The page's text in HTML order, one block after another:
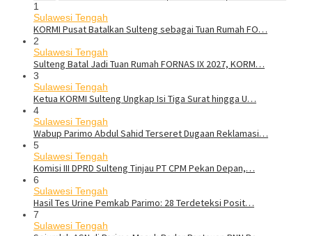
1
Sulawesi Tengah
KORMI Pusat Batalkan Sulteng sebagai Tuan Rumah FO…
2
Sulawesi Tengah
Sulteng Batal Jadi Tuan Rumah FORNAS IX 2027, KORM…
3
Sulawesi Tengah
Ketua KORMI Sulteng Ungkap Isi Tiga Surat hingga U…
4
Sulawesi Tengah
Wabup Parimo Abdul Sahid Terseret Dugaan Reklamasi…
5
Sulawesi Tengah
Komisi III DPRD Sulteng Tinjau PT CPM Pekan Depan,…
6
Sulawesi Tengah
Hasil Tes Urine Pemkab Parimo: 28 Terdeteksi Posit…
7
Sulawesi Tengah